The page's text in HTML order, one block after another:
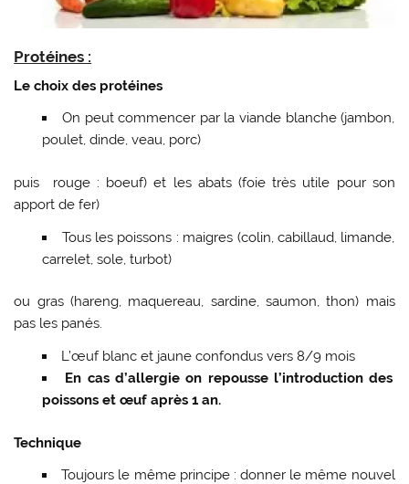
Protéines :
Le choix des protéines
On peut commencer par la viande blanche (jambon,
poulet, dinde, veau, porc)
puis rouge : boeuf) et les abats (foie très utile pour son
apport de fer)
Tous les poissons : maigres (colin, cabillaud, limande,
carrelet, sole, turbot)
ou gras (hareng, maquereau, sardine, saumon, thon) mais
pas les panés.
L’œuf blanc et jaune confondus vers 8/9 mois
En cas d’allergie on repousse l’introduction des
poissons et œuf après 1 an.
Technique
Toujours le même principe : donner le même nouvel